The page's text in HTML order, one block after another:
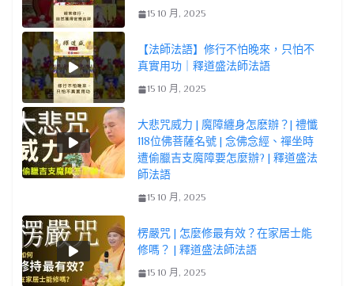
15 10 月, 2025
【法師法語】修行不怕晚來，只怕不
真實用功｜釋道盛法師法語
15 10 月, 2025
大悲咒威力 | 魔障纏身怎麽辦？| 禮懺
118位佛菩薩名號 | 念佛念經、禪坐時
遭偷臘吉支魔障要怎麼辦? | 釋道盛法
師法語
15 10 月, 2025
楞嚴咒 | 怎麼修最有效？在家居士能
修嗎？ | 釋道盛法師法語
15 10 月, 2025